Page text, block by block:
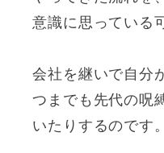
意識に思っている
会社を継いで自分
つまでも先代の呪
いたりするのです。